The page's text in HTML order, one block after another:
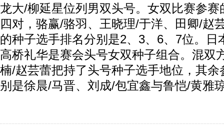
龙大/柳延星位列男双头号。女双比赛参
四对，骆赢/骆羽、王晓理/于洋、田卿/赵
的种子选手排名分别是2、3、6、7位。日
高桥礼华是赛会头号女双种子组合。混双
楠/赵芸蕾把持了头号种子选手地位，其余
别是徐晨/马晋、刘成/包宜鑫与鲁恺/黄雅